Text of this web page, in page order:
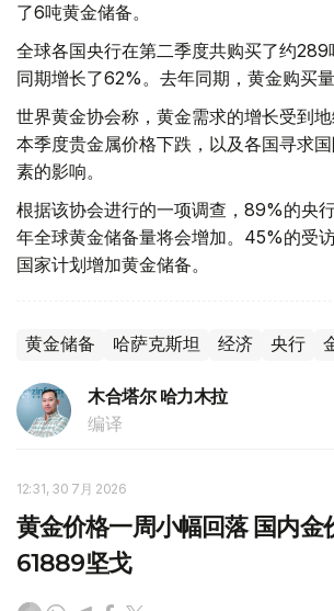
了6吨黄金储备。
全球各国央行在第二季度共购买了约
同期增长了62%。去年同期，黄金购买量
世界黄金协会称，黄金需求的增长受到地
本季度贵金属价格下跌，以及各国寻求
素的影响。
根据该协会进行的一项调查，89%的央
年全球黄金储备量将会增加。45%的受
国家计划增加黄金储备。
黄金储备 哈萨克斯坦 经济 央行
木合塔尔 哈力木拉
编译
12:31, 30 7月 2026
黄金价格一周小幅回落 国内金
61889坚戈